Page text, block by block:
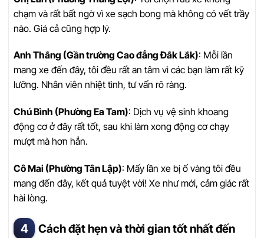
chạm và rất bất ngờ vì xe sạch bong mà không có vết trầy
nào. Giá cả cũng hợp lý.
Anh Thắng (Gần trường Cao đẳng Đắk Lắk): Mỗi lần
mang xe đến đây, tôi đều rất an tâm vì các bạn làm rất kỹ
lưỡng. Nhân viên nhiệt tình, tư vấn rõ ràng.
Chú Bình (Phường Ea Tam): Dịch vụ vệ sinh khoang
động cơ ở đây rất tốt, sau khi làm xong động cơ chạy
mượt mà hơn hẳn.
Cô Mai (Phường Tân Lập): Mấy lần xe bị ố vàng tôi đều
mang đến đây, kết quả tuyệt vời! Xe như mới, cảm giác rất
hài lòng.
Cách đặt hẹn và thời gian tốt nhất đến